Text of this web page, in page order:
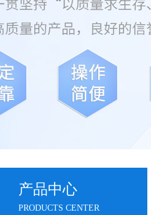
产品中心
PRODUCTS CENTER